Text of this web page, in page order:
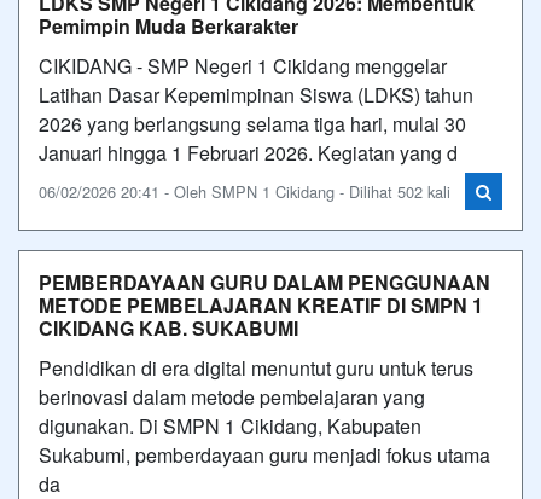
Pemimpin Muda Berkarakter
CIKIDANG - SMP Negeri 1 Cikidang menggelar
Latihan Dasar Kepemimpinan Siswa (LDKS) tahun
2026 yang berlangsung selama tiga hari, mulai 30
Januari hingga 1 Februari 2026. Kegiatan yang d
06/02/2026 20:41 - Oleh SMPN 1 Cikidang - Dilihat 502 kali
PEMBERDAYAAN GURU DALAM PENGGUNAAN
METODE PEMBELAJARAN KREATIF DI SMPN 1
CIKIDANG KAB. SUKABUMI
Pendidikan di era digital menuntut guru untuk terus
berinovasi dalam metode pembelajaran yang
digunakan. Di SMPN 1 Cikidang, Kabupaten
Sukabumi, pemberdayaan guru menjadi fokus utama
da